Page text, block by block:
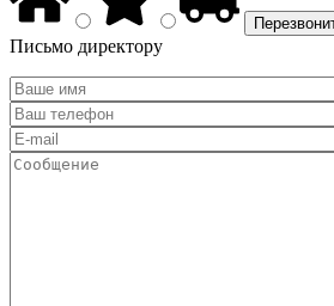
Письмо директору